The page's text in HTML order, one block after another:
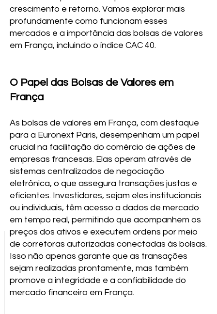
crescimento e retorno. Vamos explorar mais
profundamente como funcionam esses
mercados e a importância das bolsas de valores
em França, incluindo o índice CAC 40.
O Papel das Bolsas de Valores em
França
As bolsas de valores em França, com destaque
para a Euronext Paris, desempenham um papel
crucial na facilitação do comércio de ações de
empresas francesas. Elas operam através de
sistemas centralizados de negociação
eletrônica, o que assegura transações justas e
eficientes. Investidores, sejam eles institucionais
ou individuais, têm acesso a dados de mercado
em tempo real, permitindo que acompanhem os
preços dos ativos e executem ordens por meio
de corretoras autorizadas conectadas às bolsas.
Isso não apenas garante que as transações
sejam realizadas prontamente, mas também
promove a integridade e a confiabilidade do
mercado financeiro em França.